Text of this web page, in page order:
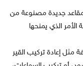
مقاعد جديدة مصنوعة من
الأمر الذي يمنحها
مثل إعادة تركيب القير